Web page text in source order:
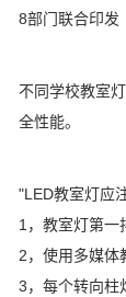
8部门联合印发
不同学校教室
全性能。
"LED教室灯应
1，教室灯第一
2，使用多媒体
3，每个转向柱